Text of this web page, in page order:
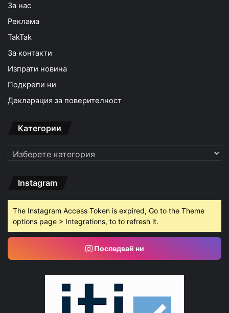
За нас
Реклама
TakTak
За контакти
Изпрати новина
Подкрепи ни
Декларация за поверителност
Категории
Категории
Instagram
The Instagram Access Token is expired, Go to the Theme
options page > Integrations, to to refresh it.
Последвай ни